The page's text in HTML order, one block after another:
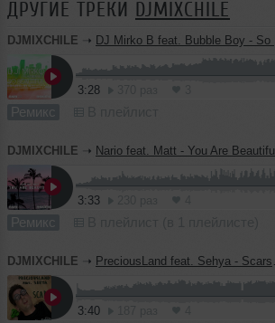
ДРУГИЕ ТРЕКИ DJMIXCHILE
DJMIXCHILE ➝ DJ Mirko B feat. Bubble Boy - So Beautiful (RADIO EDIT)
3:28
Ремикс
DJMIXCHILE ➝ Nario feat. Matt - You Are Beautiful (Original Mix)
3:33
Ремикс
DJMIXCHILE ➝ PreciousLand feat. Sehya - Scars (Radio Edit)
3:40